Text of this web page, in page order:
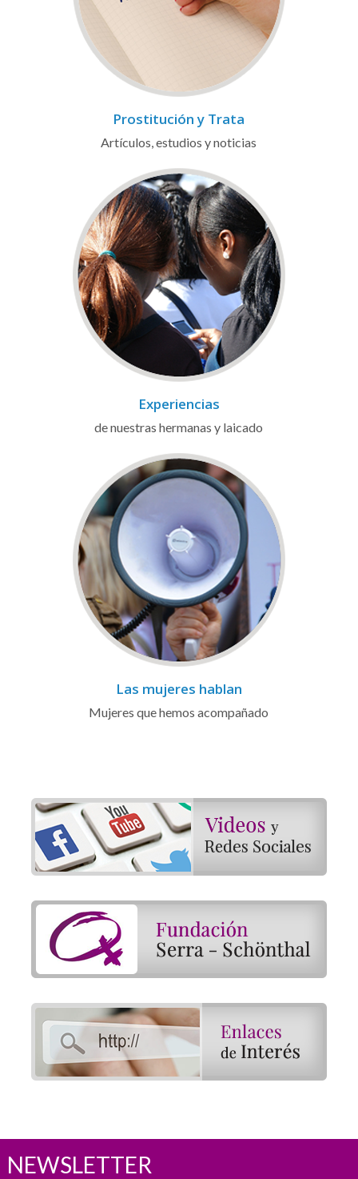
Prostitución y Trata
Artículos, estudios y noticias
Experiencias
de nuestras hermanas y laicado
Las mujeres hablan
Mujeres que hemos acompañado
NEWSLETTER